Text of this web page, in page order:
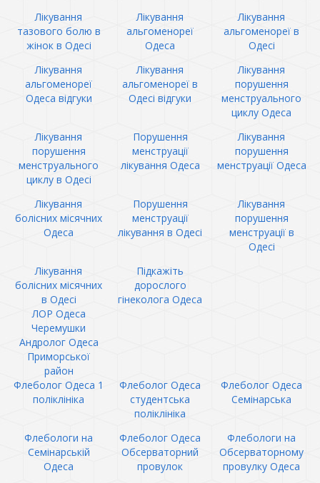
Лікування
тазового болю в
жінок в Одесі
Лікування
альгоменореї
Одеса
Лікування
альгоменореї в
Одесі
Лікування
альгоменореї
Одеса відгуки
Лікування
альгоменореї в
Одесі відгуки
Лікування
порушення
менструального
циклу Одеса
Лікування
порушення
менструального
циклу в Одесі
Порушення
менструації
лікування Одеса
Лікування
порушення
менструації Одеса
Лікування
болісних місячних
Одеса
Порушення
менструації
лікування в Одесі
Лікування
порушення
менструації в
Одесі
Лікування
болісних місячних
в Одесі
Підкажіть
дорослого
гінеколога Одеса
ЛОР Одеса
Черемушки
Андролог Одеса
Приморської
район
Флеболог Одеса 1
поліклініка
Флеболог Одеса
студентська
поліклініка
Флеболог Одеса
Семінарська
Флебологи на
Семінарській
Одеса
Флеболог Одеса
Обсерваторний
провулок
Флебологи на
Обсерваторному
провулку Одеса